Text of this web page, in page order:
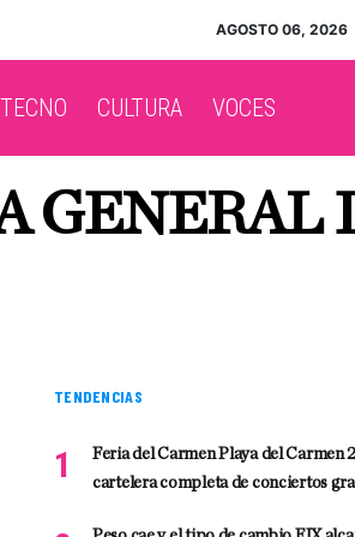
AGOSTO 06, 2026
TECNO CULTURA VOCES
GENERAL
TENDENCIAS
Feria del Carmen Playa del Carmen
cartelera completa de conciertos